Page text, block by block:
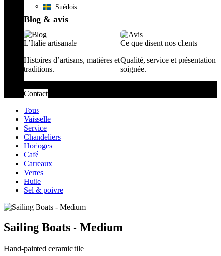
Suédois
Blog & avis
L’Italie artisanale
Histoires d’artisans, matières et
traditions.
Ce que disent nos clients
Qualité, service et présentation
soignée.
Contact
Tous
Vaisselle
Service
Chandeliers
Horloges
Café
Carreaux
Verres
Huile
Sel & poivre
Sailing Boats - Medium
Hand-painted ceramic tile